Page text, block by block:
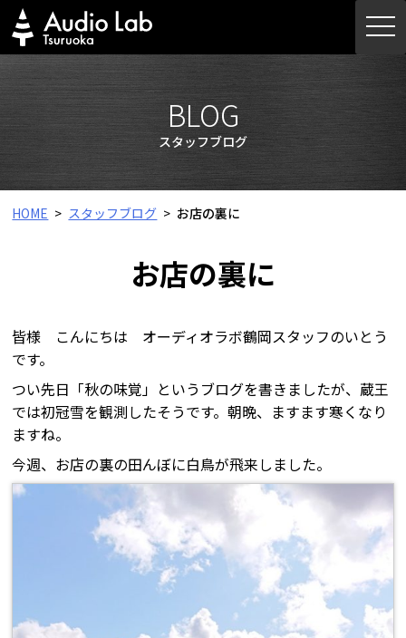
Skip
to
content
BLOG
スタッフブログ
HOME スタッフブログ お店の裏に
お店の裏に
皆様 こんにちは オーディオラボ鶴岡スタッフのいとう
です。
つい先日「秋の味覚」というブログを書きましたが、蔵王
では初冠雪を観測したそうです。朝晩、ますます寒くなり
ますね。
今週、お店の裏の田んぼに白鳥が飛来しました。